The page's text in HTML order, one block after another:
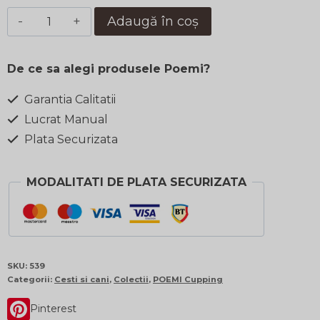
Cantitate
Ceasca
ml
Tulip
(Yellow)
Adaugă în coș
De ce sa alegi produsele Poemi?
Garantia Calitatii
Lucrat Manual
Plata Securizata
MODALITATI DE PLATA SECURIZATA
SKU: 539
Categorii: Cesti si cani, Colectii, POEMI Cupping
Pinterest